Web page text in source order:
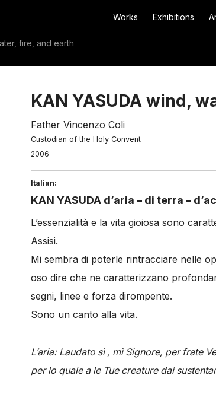
Works Exhibitions
fire, and earth
KAN YASUDA wind,
Father Vincenzo Coli
Custodian of the Holy Convent
2006
Italian:
KAN YASUDA d’aria – di terra –
L’essenzialità e la vita gioiosa sono
Assisi.
Mi sembra di poterle rintracciare nelle
oso dire che ne caratterizzano
segni, linee e forza dirompente.
Sono un canto alla vita.
L’aria: Laudato sì , mì Signore, per frate
per lo quale a le Tue creature dai